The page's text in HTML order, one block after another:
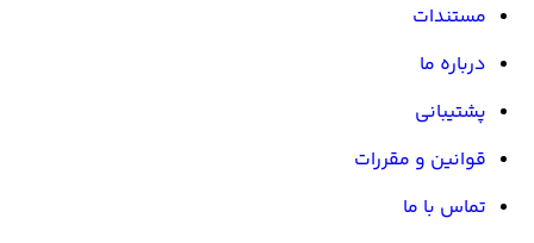
مستندات
درباره ما
پشتیبانی
قوانین و مقررات
تماس با ما